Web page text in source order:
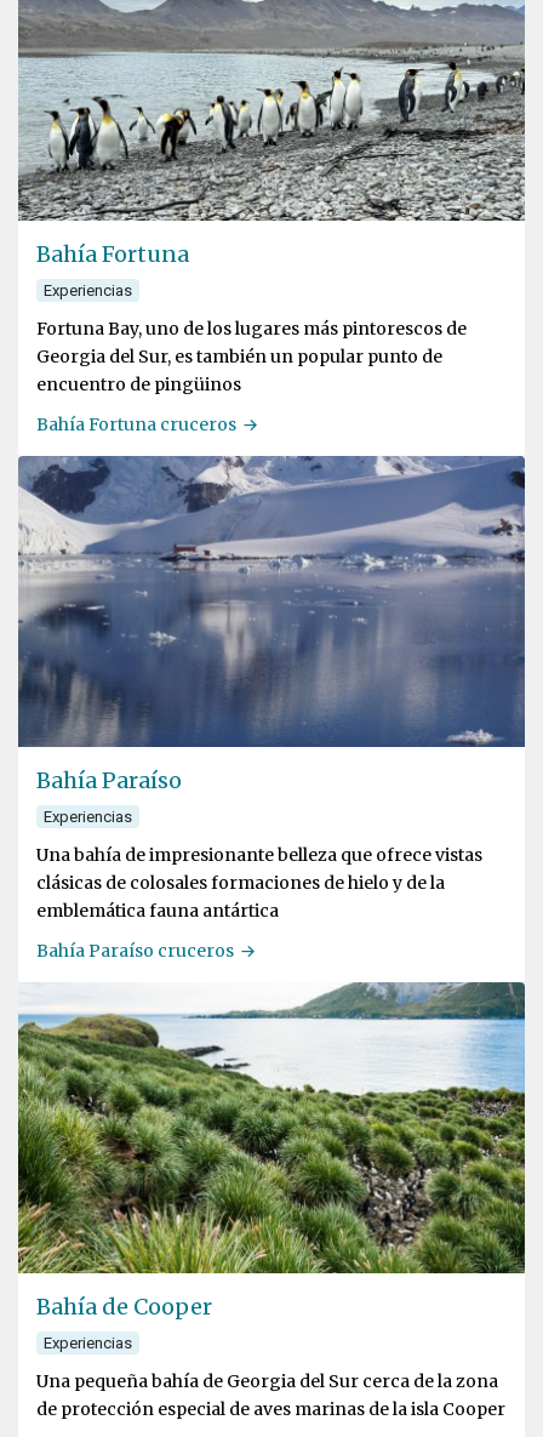
Bahía Fortuna
Experiencias
Fortuna Bay, uno de los lugares más pintorescos de
Georgia del Sur, es también un popular punto de
encuentro de pingüinos
Bahía Fortuna cruceros
Bahía Paraíso
Experiencias
Una bahía de impresionante belleza que ofrece vistas
clásicas de colosales formaciones de hielo y de la
emblemática fauna antártica
Bahía Paraíso cruceros
Bahía de Cooper
Experiencias
Una pequeña bahía de Georgia del Sur cerca de la zona
de protección especial de aves marinas de la isla Cooper